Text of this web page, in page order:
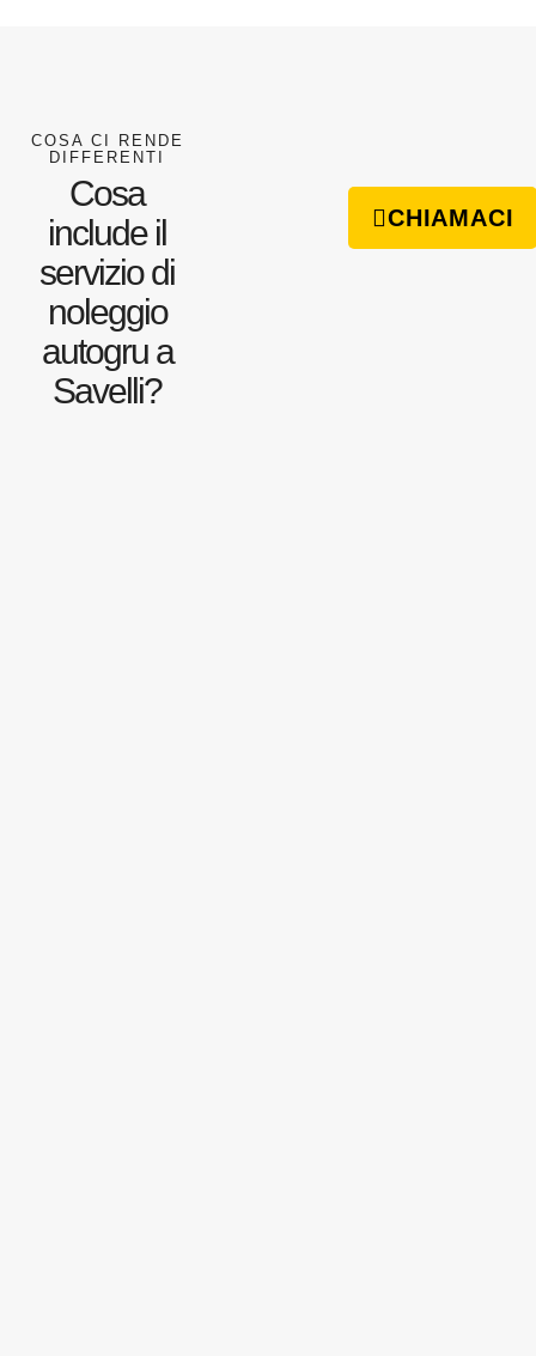
COSA CI RENDE
DIFFERENTI
Cosa
include il
servizio di
noleggio
autogru a
Savelli?
CHIAMACI